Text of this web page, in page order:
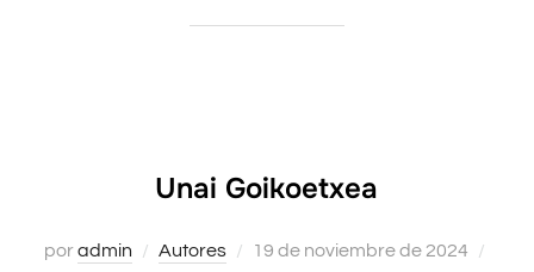
Unai Goikoetxea
poradmin Autores
Publicado
19 de noviembre de 2024